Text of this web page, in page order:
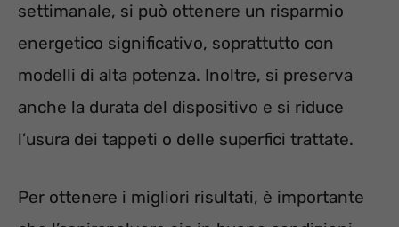
settimanale, si può ottenere un risparmio
energetico significativo, soprattutto con
modelli di alta potenza. Inoltre, si preserva
anche la durata del dispositivo e si riduce
l’usura dei tappeti o delle superfici trattate.
Per ottenere i migliori risultati, è importante